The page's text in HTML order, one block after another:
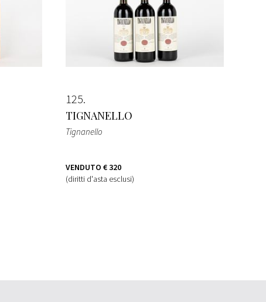
125
TIGNANELLO
Tignanello
VENDUTO € 320
(diritti d'asta esclusi)